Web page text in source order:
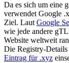
Da es sich um eine
verwendet Google
Ziel. LautGoogle
wie jede andere
Website weltweit
Die Registry-
Eintrag für .xyz